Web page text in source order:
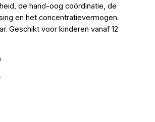
de hand-oog coördinatie, de
en het concentratievermogen.
Geschikt voor kinderen vanaf 12